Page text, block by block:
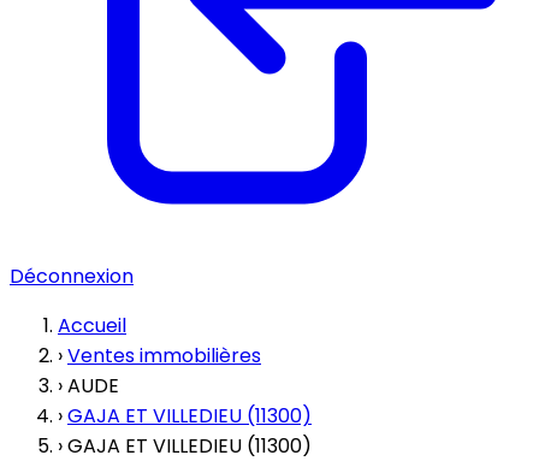
Déconnexion
Accueil
›Ventes immobilières
›AUDE
›GAJA ET VILLEDIEU (11300)
›GAJA ET VILLEDIEU (11300)